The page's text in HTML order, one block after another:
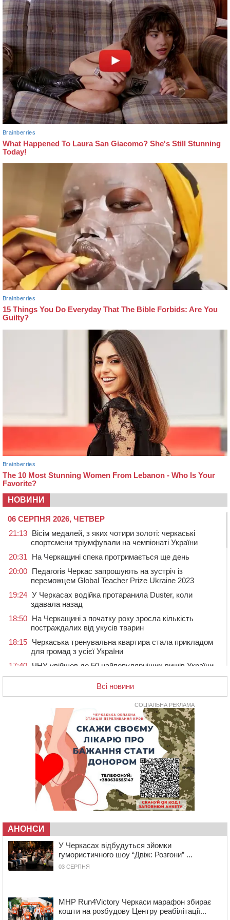
НОВИНИ
06 СЕРПНЯ 2026, ЧЕТВЕР
21:13 Вісім медалей, з яких чотири золоті: черкаські
спортсмени тріумфували на чемпіонаті України
20:31
На Черкащині спека протримається ще день
20:00 Педагогів Черкас запрошують на зустріч із
переможцем Global Teacher Prize Ukraine 2023
19:24 У Черкасах водійка протаранила Duster, коли
здавала назад
18:50 На Черкащині з початку року зросла кількість
постраждалих від укусів тварин
18:15 Черкаська тренувальна квартира стала прикладом
для громад з усієї України
17:40 ЧНУ увійшов до 50 найпопулярніших вишів України
серед вступників
На Хімселищі у Черкасах облаштували новий
контейнерний майданчик
Без розтину грудної клітки: у Черкасах 75-річній
пацієнтці замінили аортальний клапан
У Черкаському онкоцентрі встановили сонячну
електростанцію за понад пів мільйона гривень
У Київській області прощаються з полеглим на
фронті жителем Монастирищини
У Черкасах містяни через нову скляну зупинку і
вирізані дерева потерпають від спеки: Бондаренко
обіцяє масштабне озеленення
14:17 Провокував конфлікт і зачинився в автівці: у ТЦК
прокоментували скандал із затриманням
чоловіка у Тальному
13:55
У Тальному працівники ТЦК вибили вікно і
витягли з автівки чоловіка (ВІДЕО)
річного односельця
12:57 У Черкасах СБУ викрила прокремлівську
Всі новини
СОЦІАЛЬНА РЕКЛАМА
АНОНСИ
У Черкасах відбудуться зйомки
гумористичного шоу “Двіж: Розгони” ...
03 СЕРПНЯ
MHP Run4Victory Черкаси марафон збирає
кошти на розбудову Центру реабілітації...